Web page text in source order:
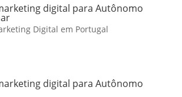
digital para Autônomo
Digital em Portugal
digital para Autônomo